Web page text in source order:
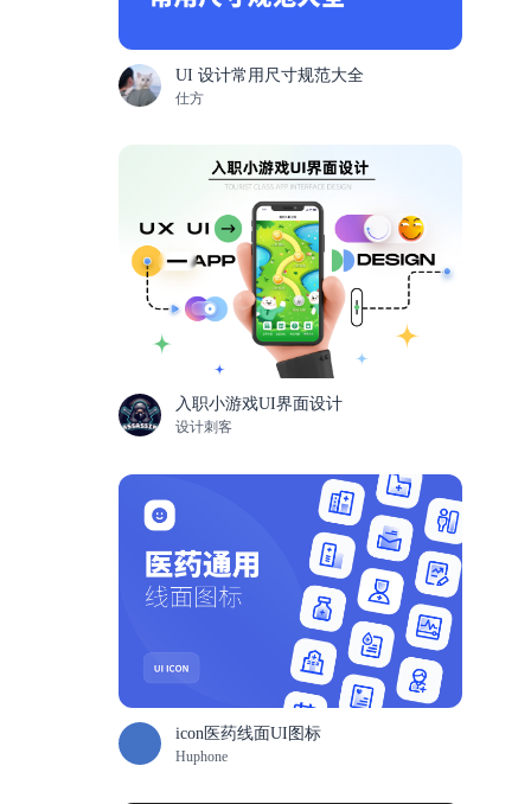
UI 设计常用尺寸规范大全
仕方
入职小游戏UI界面设计
设计刺客
icon医药线面UI图标
Huphone